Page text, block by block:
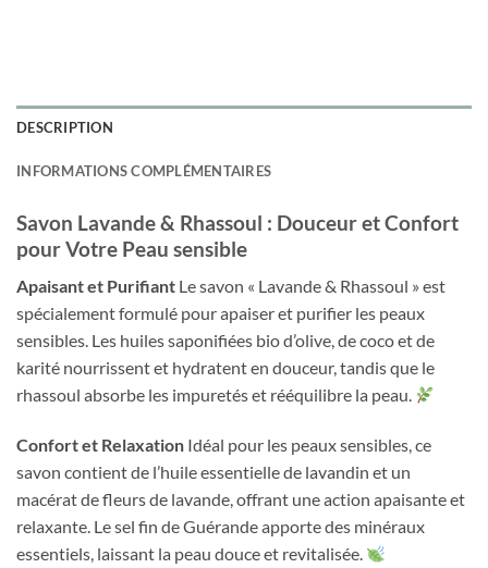
DESCRIPTION
INFORMATIONS COMPLÉMENTAIRES
Savon Lavande & Rhassoul : Douceur et Confort
pour Votre Peau sensible
Apaisant et Purifiant Le savon « Lavande & Rhassoul » est
spécialement formulé pour apaiser et purifier les peaux
sensibles. Les huiles saponifiées bio d’olive, de coco et de
karité nourrissent et hydratent en douceur, tandis que le
rhassoul absorbe les impuretés et rééquilibre la peau.
Confort et Relaxation Idéal pour les peaux sensibles, ce
savon contient de l’huile essentielle de lavandin et un
macérat de fleurs de lavande, offrant une action apaisante et
relaxante. Le sel fin de Guérande apporte des minéraux
essentiels, laissant la peau douce et revitalisée.